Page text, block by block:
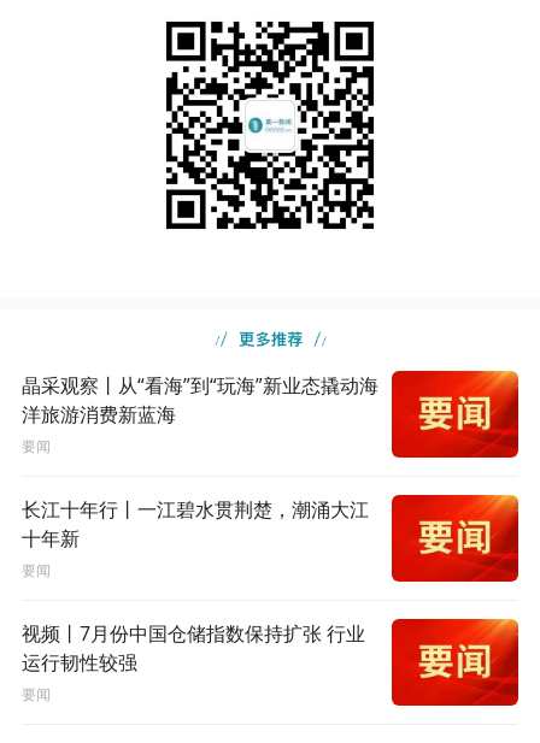
晶采观察丨从“看海”到“玩海”新业态撬动海
洋旅游消费新蓝海
要闻
长江十年行丨一江碧水贯荆楚，潮涌大江
十年新
要闻
视频丨7月份中国仓储指数保持扩张 行业
运行韧性较强
要闻